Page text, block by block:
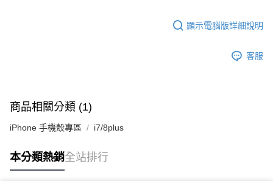
顯示電腦版詳細說明
客服
商品相關分類 (1)
iPhone 手機殼專區 i7/8plus
本分類熱銷全站排行